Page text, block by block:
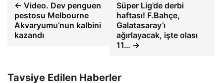
← Video. Dev penguen
pestosu Melbourne
Akvaryumu’nun kalbini
kazandı
Süper Lig’de derbi
haftası! F.Bahçe,
Galatasaray’ı
ağırlayacak, işte olası
11… →
Tavsiye Edilen Haberler